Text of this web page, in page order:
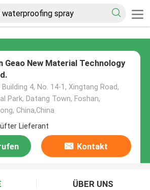
Geao New Material Technology
Building 4, No. 14-1, Xingtang Road,
Park, Datang Town, Foshan,
China,China
Lieferant
Kontakt
ÜBER UNS